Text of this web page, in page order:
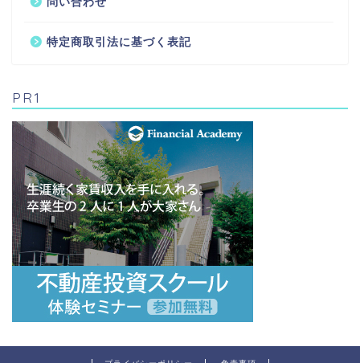
特定商取引法に基づく表記
PR1